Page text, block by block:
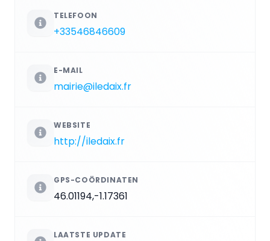
TELEFOON
+33546846609
E-MAIL
mairie@iledaix.fr
WEBSITE
http://iledaix.fr
GPS-COÖRDINATEN
46.01194,-1.17361
LAATSTE UPDATE